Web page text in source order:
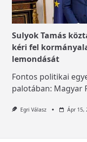
Sulyok Tamás
kéri fel
lemondását
Fontos politikai
palotában: Magyar
Egri Válasz Ápr 15,